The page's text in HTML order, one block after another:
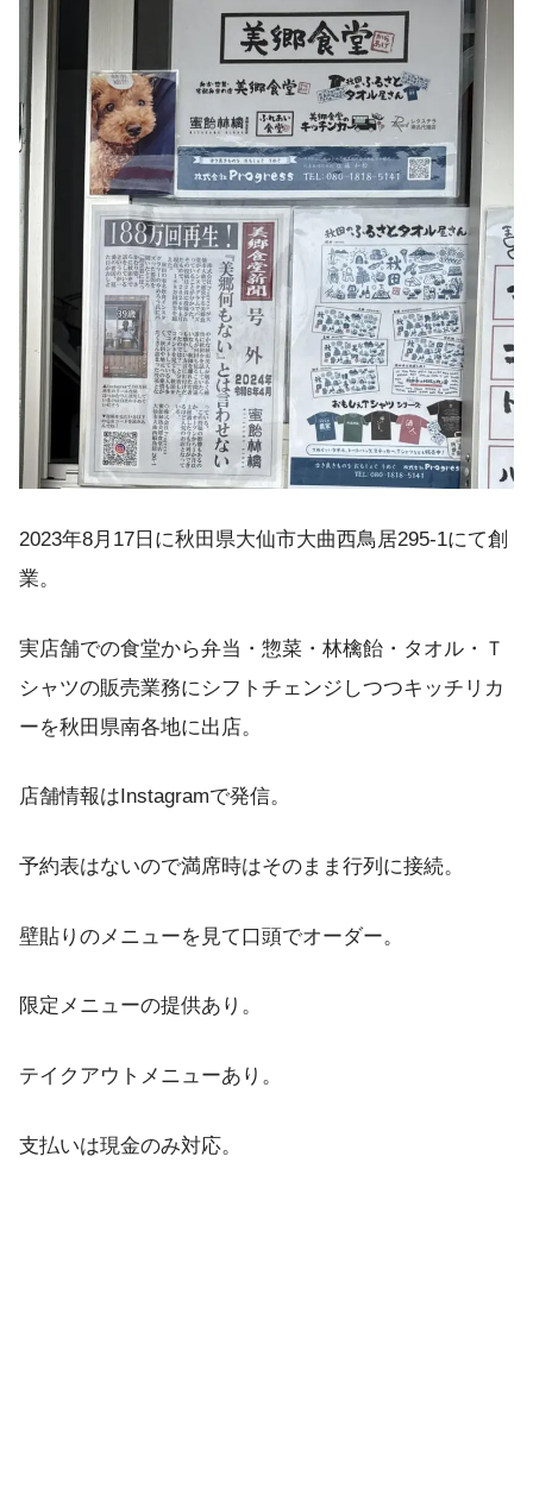
2023年8月17日に秋田県大仙市大曲西鳥居295-1にて創
業。
実店舗での食堂から弁当・惣菜・林檎飴・タオル・Ｔ
シャツの販売業務にシフトチェンジしつつキッチリカ
ーを秋田県南各地に出店。
店舗情報はInstagramで発信。
予約表はないので満席時はそのまま行列に接続。
壁貼りのメニューを見て口頭でオーダー。
限定メニューの提供あり。
テイクアウトメニューあり。
支払いは現金のみ対応。